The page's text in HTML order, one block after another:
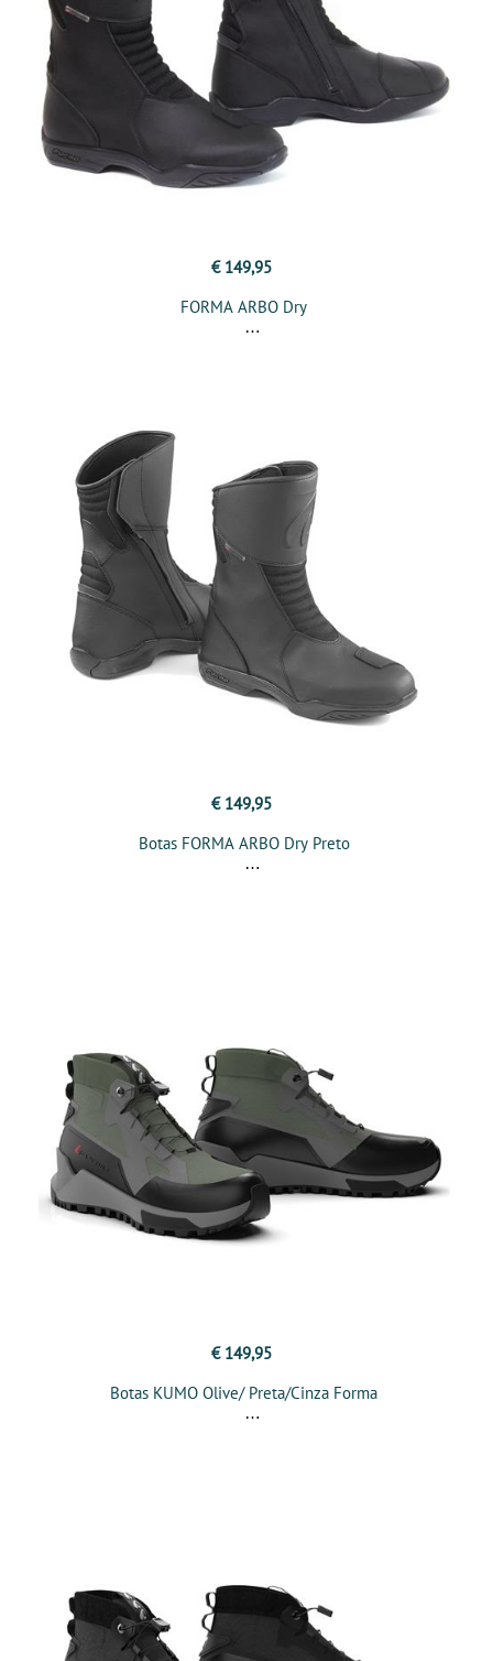
€ 149,95
FORMA ARBO Dry
€ 149,95
Botas FORMA ARBO Dry Preto
€ 149,95
Botas KUMO Olive/ Preta/Cinza Forma